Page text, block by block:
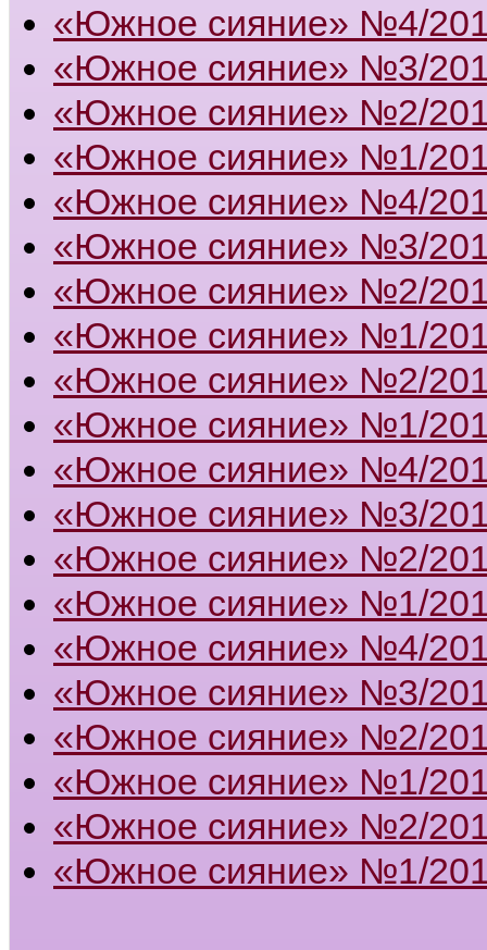
«Южное сияние» №4/
«Южное сияние» №3/
«Южное сияние» №2/
«Южное сияние» №1/
«Южное сияние» №4/
«Южное сияние» №3/
«Южное сияние» №2/
«Южное сияние» №1/
«Южное сияние» №2/
«Южное сияние» №1/
«Южное сияние» №4/
«Южное сияние» №3/
«Южное сияние» №2/
«Южное сияние» №1/
«Южное сияние» №4/
«Южное сияние» №3/
«Южное сияние» №2/
«Южное сияние» №1/
«Южное сияние» №2/
«Южное сияние» №1/